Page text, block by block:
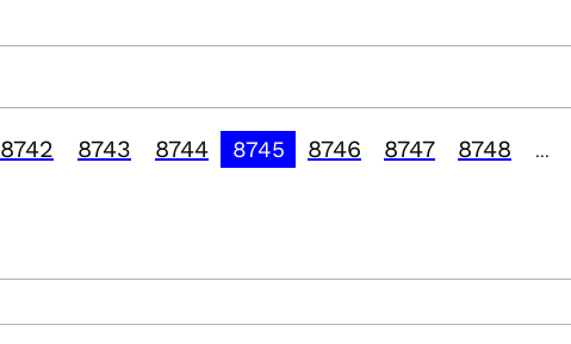
8742 8743 8744 8745 8746 8747 8748